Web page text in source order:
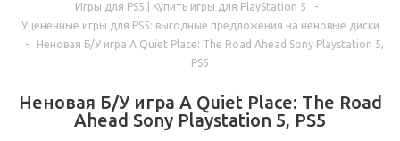
Игры для PS5 | Купить игры для PlayStation 5
-
Уцененные игры для PS5: выгодные предложения на неновые диски
-
Неновая Б/У игра A Quiet Place: The Road Ahead Sony Playstation 5,
PS5
Неновая Б/У игра A Quiet Place: The Road
Ahead Sony Playstation 5, PS5